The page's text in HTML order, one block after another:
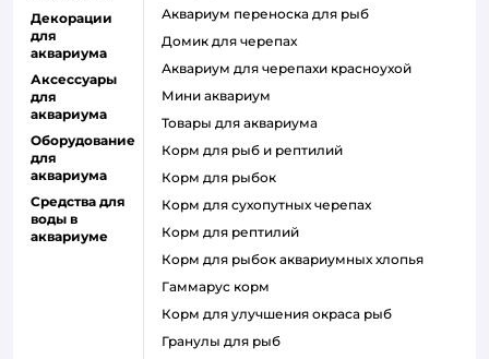
Декорации
для
аквариума
Аксессуары
для
аквариума
Оборудование
для
аквариума
Средства для
воды в
аквариуме
аквариум переноска для рыб
домик для черепах
аквариум для черепахи красноухой
мини аквариум
товары для аквариума
Корм для рыб и рептилий
корм для рыбок
корм для сухопутных черепах
корм для рептилий
корм для рыбок аквариумных хлопья
гаммарус корм
корм для улучшения окраса рыб
гранулы для рыб